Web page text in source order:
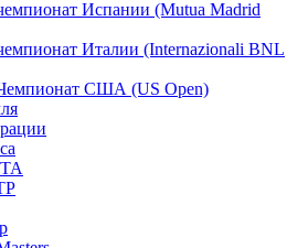
Испании (Mutua Madrid
Италии (Internazionali BNL
США (US Open)